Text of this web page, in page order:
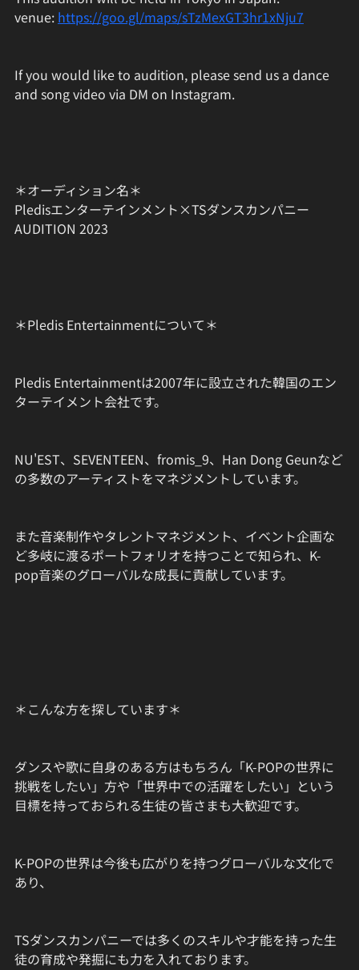
venue: https://goo.gl/maps/sTzMexGT3hr1xNju7
If you would like to audition, please send us a dance
and song video via DM on Instagram.
＊オーディション名＊
Pledisエンターテインメント×TSダンスカンパニー
AUDITION 2023
＊Pledis Entertainmentについて＊
Pledis Entertainmentは2007年に設立された韓国のエン
ターテイメント会社です。
NU'EST、SEVENTEEN、fromis_9、Han Dong Geunなど
の多数のアーティストをマネジメントしています。
また音楽制作やタレントマネジメント、イベント企画な
ど多岐に渡るポートフォリオを持つことで知られ、K-
pop音楽のグローバルな成長に貢献しています。
＊こんな方を探しています＊
ダンスや歌に自身のある方はもちろん「K-POPの世界に
挑戦をしたい」方や「世界中での活躍をしたい」という
目標を持っておられる生徒の皆さまも大歓迎です。
K-POPの世界は今後も広がりを持つグローバルな文化で
あり、
TSダンスカンパニーでは多くのスキルや才能を持った生
徒の育成や発掘にも力を入れております。